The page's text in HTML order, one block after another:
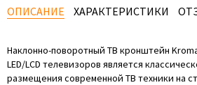
ОПИСАНИЕ ХАРАКТЕРИСТИКИ
Наклонно-поворотный ТВ кронштейн
LED/LCD телевизоров является
размещения современной ТВ техники на